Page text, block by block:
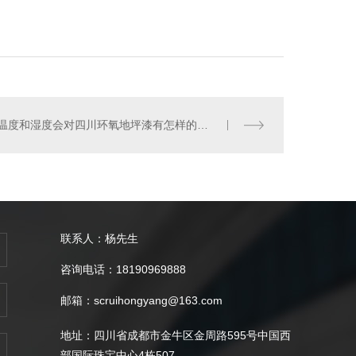
温度和湿度会对四川环氧地坪漆有怎样的影响？
联系人：杨先生
咨询电话：18190969888
邮箱：scruihongyang@163.com
地址：四川省成都市金牛区金周路595号中国西